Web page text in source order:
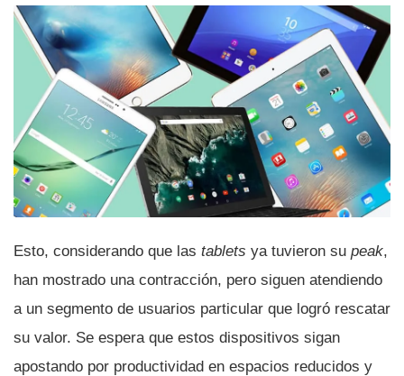
Esto, considerando que las tablets ya tuvieron su peak,
han mostrado una contracción, pero siguen atendiendo
a un segmento de usuarios particular que logró rescatar
su valor. Se espera que estos dispositivos sigan
apostando por productividad en espacios reducidos y